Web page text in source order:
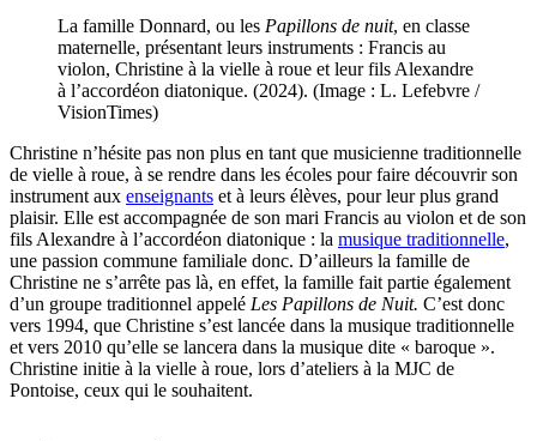
La famille Donnard, ou les Papillons de nuit, en classe
maternelle, présentant leurs instruments : Francis au
violon, Christine à la vielle à roue et leur fils Alexandre
à l’accordéon diatonique. (2024). (Image : L. Lefebvre /
VisionTimes)
Christine n’hésite pas non plus en tant que musicienne traditionnelle
de vielle à roue, à se rendre dans les écoles pour faire découvrir son
instrument aux enseignants et à leurs élèves, pour leur plus grand
plaisir. Elle est accompagnée de son mari Francis au violon et de son
fils Alexandre à l’accordéon diatonique : la musique traditionnelle,
une passion commune familiale donc. D’ailleurs la famille de
Christine ne s’arrête pas là, en effet, la famille fait partie également
d’un groupe traditionnel appelé Les Papillons de Nuit. C’est donc
vers 1994, que Christine s’est lancée dans la musique traditionnelle
et vers 2010 qu’elle se lancera dans la musique dite « baroque ».
Christine initie à la vielle à roue, lors d’ateliers à la MJC de
Pontoise, ceux qui le souhaitent.